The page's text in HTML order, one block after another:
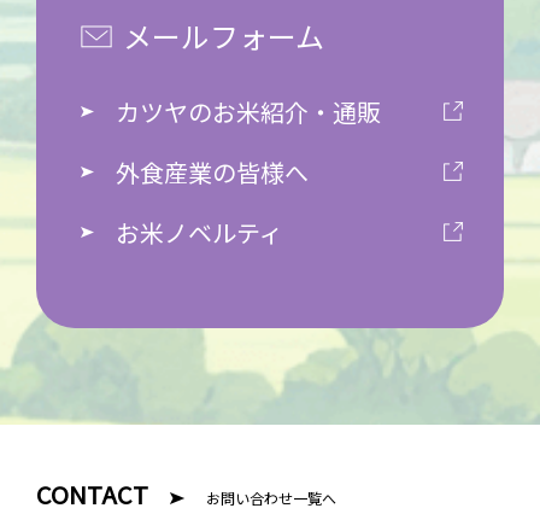
メールフォーム
カツヤのお米紹介・通販
外食産業の皆様へ
お米ノベルティ
CONTACT お問い合わせ一覧へ